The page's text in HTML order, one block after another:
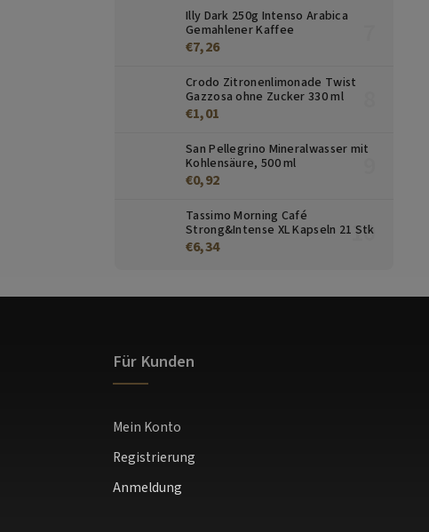
Illy Dark 250g Intenso Arabica
Gemahlener Kaffee
€7,26
Crodo Zitronenlimonade Twist
Gazzosa ohne Zucker 330 ml
€1,01
San Pellegrino Mineralwasser mit
Kohlensäure, 500 ml
€0,92
Tassimo Morning Café
Strong&Intense XL Kapseln 21 Stk
€6,34
Für Kunden
Mein Konto
Registrierung
Anmeldung